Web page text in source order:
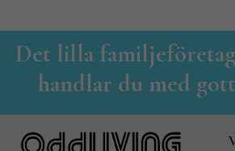
Det lilla
handlar du med